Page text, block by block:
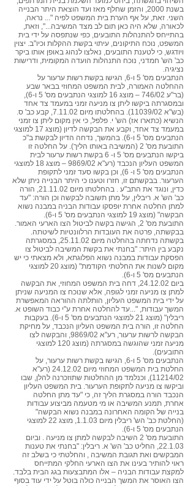
בשנת 2000, והזמן שחלף מאז ועד הוצאת היתר הבנייה
השני. זאת, על אף הערת בית המשפט לפיה "... נראה,
לכאורה, שלא היה כאן תום לב מצד המשיבה...", וזאת,
בהתייחס להתנהלות התובעים, כפי שנתפסה על ידי בית
המשפט, נוכח התיקונים, עיתוי בקשת ההקלות וכיו"ב. יצוין
ויודגש, כי לטענת התובעים, נאלצו לנהוג באופן אותו ביקר
כב' הש' חמדני, נוכח התנהלות הועדה המקומית, ודרישות
נציגיה.
הנתבעים מס' 5 ו-6, הגישו בקשת רשות ערעור על
ההחלטה האמורה, לבית המשפט המחוזי בבאר שבע
(בר"ע 746/02 – מוצג 16 למוצגי הנתבעים מס' 5 ו-6),
ובמסגרתה ביקשו ליתן צו מניעה זמני במעמד צד אחד
(בש"א 11039/02). בהחלטתו מיום 7.11.02, קבע כב' ס.
הנשיא (כתארו אז) הש' י. פלפל, כי אין מקום ליתן צו זמני
במעמד צד אחד, וקבע את הבקשה לדיון (מוצג 17 למוצגי
הנתבעים מס' 5 ו-6). בהמשך, נדחה הדיון לבקשת ב"כ
התובעת מס' 2 (המשיבה באותו הליך). על החלטה זו
ביקשו הנתבעים מס' 5 ו- 6 בקשת רשות ערעור לבית
המשפט העליון הנכבד (רע"א 9869/02 – מוצג 18 למוצגי
הנתבעים מס' 5 ו- 6), וכן בקשו סעד זמני לתקופת
הערעור. בבקשתם זו, חזרו וטענו כי היתר הבנייה ניתן שלא
כדין, ונוגד את התב"ע . בהחלטתו מיום 21.11.02, הורה
כב' הש' א. ריבלין, על מתן תשובה לבקשה וכן הורה: "עד
למתן החלטה אחרת יופסקו עבודות הבניה במבנה נשוא
הבקשה" (מוצג 19 למוצגי הנתבעים מס' 5 ו-6).
התובעת מס' 2, הגישה בקשה לביטול הצו הארעי האמור.
בבקשתה, פרטה את העובדות הרלוונטיות לשיטתה.
בקשתה נדחתה בהחלטה מיום 25.11.02, במסגרתה
נקבע בין היתר: "בחנתי את בקשת המשיבה לביטול צו
הפסקת עבודות במבנה נשוא הפלוגתא, ולא מצאתי כי יש
מקום לשנות את החלטתי הקודמת" (מוצג 20 למוצגי
הנתבעים מס' 5 ו-6).
ביום 24.12.02, דחה בית המשפט המחוזי, את הבקשה
למתן צו מניעה זמני לגופה, אלא שנוכח צו המניעה שניתן
על ידי בית המשפט העליון, הותלתה ההוראה המאפשרת
המשך עבודות, "...עד להחלטה אחרת ע"י כבוד השופט א.
ריבלין" (מוצג 21 למוצגי הנתבעים מס' 5 ו-6). בעקבות
החלטה זו, הורה בית המשפט העליון הנכבד, על מחיקת
הבקשה לרשות ערעור, רע"א 9869/02, והבקשה לצו
מניעה זמני שהוגשה במסגרתה (מוצג 120 למוצגי
התובעים).
הנתבעים מס' 5 ו-6, הגישו בקשת רשות ערעור, על
החלטת בית המשפט המחוזי מיום 24.12.02 (רע"א
11214/02), וכנלמד מן ההחלטות שתוזכרנה להלן, שבו
וביקשו צו מניעה לתקופת הערעור. בית המשפט העליון
הנכבד הורה במסגרת הליך זה, כי "עד מתן החלטה
אחרת, תמנע המשיבה או מי מטעמה מביצוע עבודות
בנייה של הקומה האחרונה במבנה נשוא הבקשה"
(החלטת כב' הש' ריבלין מיום 1.1.03, מוצג 22 למוצגי
הנתבעים מס' 5 ו-6).
התובעת מס' 2 השיבה לבקשה למתן צו מניעה . וביום
22.1.03, החליט כב' הש' א. ריבלין: "בחנתי את טענות
המבקשים ואת תגובת המשיבה , והחלטתי כי בשלב זה
ראוי להותיר בעינו את הצו הארעי החלקי המתייחס
למקצת עבודות הבניה – אלו המתבצעות בגג הבית בלבד.
הצו האוסר את המשך הבנייה כולה בוטל על ידי עוד בסוף